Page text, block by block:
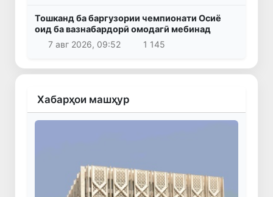
Тошканд ба баргузории чемпионати Осиё
оид ба вазнабардорӣ омодагӣ мебинад
7 авг 2026, 09:52
1 145
Хабарҳои машҳур